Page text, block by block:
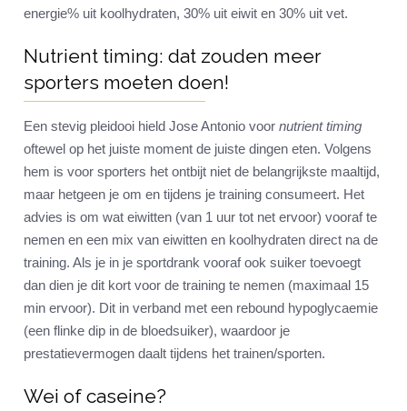
energie% uit koolhydraten, 30% uit eiwit en 30% uit vet.
Nutrient timing: dat zouden meer
sporters moeten doen!
Een stevig pleidooi hield Jose Antonio voor nutrient timing
oftewel op het juiste moment de juiste dingen eten. Volgens
hem is voor sporters het ontbijt niet de belangrijkste maaltijd,
maar hetgeen je om en tijdens je training consumeert. Het
advies is om wat eiwitten (van 1 uur tot net ervoor) vooraf te
nemen en een mix van eiwitten en koolhydraten direct na de
training. Als je in je sportdrank vooraf ook suiker toevoegt
dan dien je dit kort voor de training te nemen (maximaal 15
min ervoor). Dit in verband met een rebound hypoglycaemie
(een flinke dip in de bloedsuiker), waardoor je
prestatievermogen daalt tijdens het trainen/sporten.
Wei of caseine?